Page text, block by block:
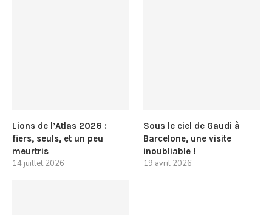
Lions de l’Atlas 2026 :
fiers, seuls, et un peu
meurtris
14 juillet 2026
Sous le ciel de Gaudi à
Barcelone, une visite
inoubliable !
19 avril 2026